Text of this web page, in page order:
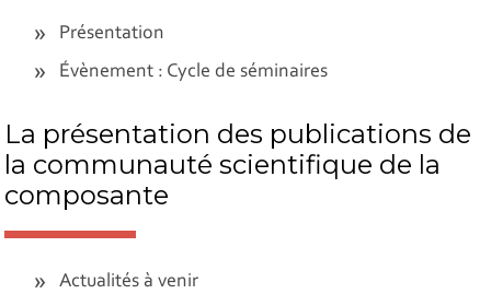
Présentation
Évènement : Cycle de séminaires
La présentation des publications de
la communauté scientifique de la
composante
Actualités à venir